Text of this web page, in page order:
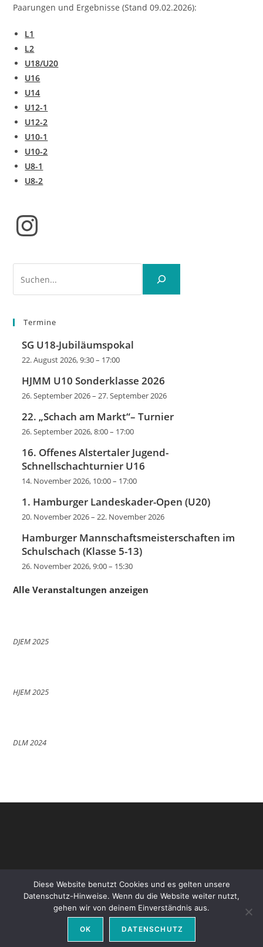
Paarungen und Ergebnisse (Stand 09.02.2026):
L1
L2
U18/U20
U16
U14
U12-1
U12-2
U10-1
U10-2
U8-1
U8-2
Instagram
Termine
SG U18-Jubiläumspokal
22. August 2026, 9:30– 17:00
HJMM U10 Sonderklasse 2026
26. September 2026–27. September 2026
22. „Schach am Markt“– Turnier
26. September 2026, 8:00– 17:00
16. Offenes Alstertaler Jugend-
Schnellschachturnier U16
14. November 2026, 10:00– 17:00
1. Hamburger Landeskader-Open (U20)
20. November 2026–22. November 2026
Hamburger Mannschaftsmeisterschaften im
Schulschach (Klasse 5-13)
26. November 2026, 9:00– 15:30
Alle Veranstaltungen anzeigen
DJEM 2025
HJEM 2025
DLM 2024
Datenschutz Impressum
Copyright - WordPress Theme by OceanWP
Diese Website benutzt Cookies und es gelten unsere
Datenschutz-Hinweise. Wenn du die Website weiter nutzt,
gehen wir von deinem Einverständnis aus.
OK DATENSCHUTZ